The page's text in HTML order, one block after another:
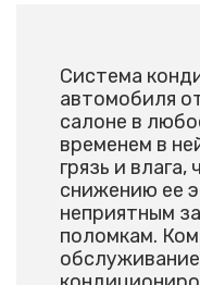
Система
автомобиля
салоне в
временем в
грязь и
снижению ее
неприятным
поломкам.